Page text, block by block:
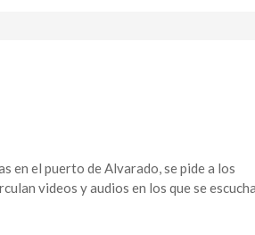
en el puerto de Alvarado, se pide a los
videos y audios en los que se